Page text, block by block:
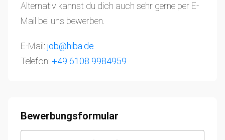
Alternativ kannst du dich auch sehr gerne per E-
Mail bei uns bewerben.
E-Mail: job@hiba.de
Telefon: +49 6108 9984959
Bewerbungsformular